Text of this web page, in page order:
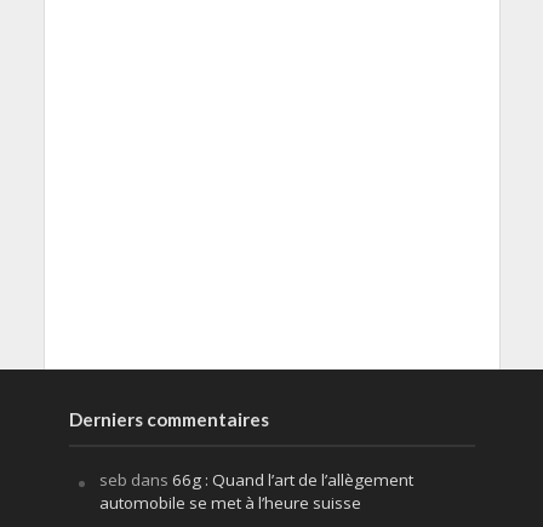
Derniers commentaires
seb dans 66g : Quand l’art de l’allègement
automobile se met à l’heure suisse